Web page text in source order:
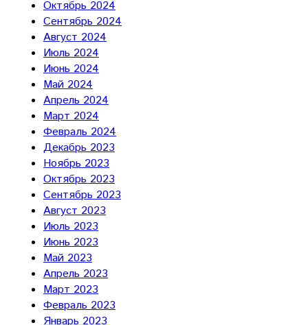
Октябрь 2024
Сентябрь 2024
Август 2024
Июль 2024
Июнь 2024
Май 2024
Апрель 2024
Март 2024
Февраль 2024
Декабрь 2023
Ноябрь 2023
Октябрь 2023
Сентябрь 2023
Август 2023
Июль 2023
Июнь 2023
Май 2023
Апрель 2023
Март 2023
Февраль 2023
Январь 2023